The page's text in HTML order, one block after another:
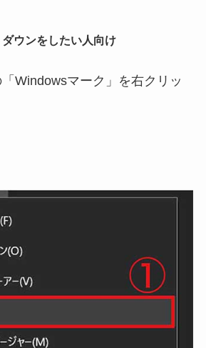
ウンをしたい人向け
Windowsマーク」を右クリッ